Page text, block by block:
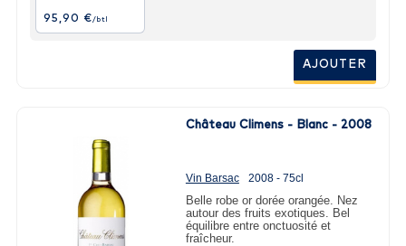
95,90 €/btl
AJOUTER
Château Climens - Blanc - 2008
Vin Barsac 2008 - 75cl
Belle robe or dorée orangée. Nez
autour des fruits exotiques. Bel
équilibre entre onctuosité et
fraîcheur.